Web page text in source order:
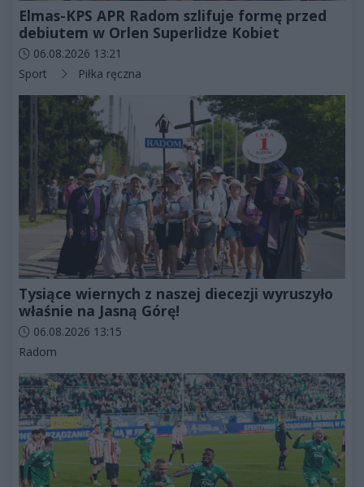
Elmas-KPS APR Radom szlifuje formę przed
debiutem w Orlen Superlidze Kobiet
Data dodania artykułu:
06.08.2026 13:21
Kategorie artykułu:
Sport Piłka ręczna
Tysiące wiernych z naszej diecezji wyruszyło
właśnie na Jasną Górę!
Data dodania artykułu:
06.08.2026 13:15
Kategorie artykułu:
Radom